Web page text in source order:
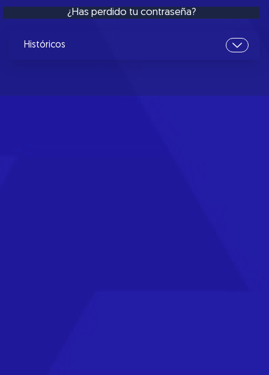
¿Has perdido tu contraseña?
Históricos